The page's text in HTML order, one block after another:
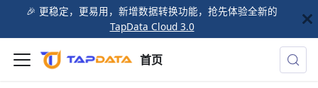
🎉️ 更稳定，更易用，新增数据转换功能，抢先体验全新的
TapData Cloud 3.0
首页